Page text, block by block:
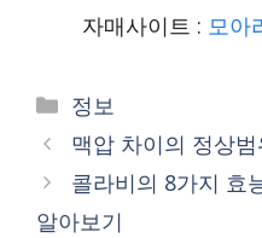
자매사이트 : 모아
Categories
정보
맥압 차이의 정상
콜라비의 8가지 효
알아보기